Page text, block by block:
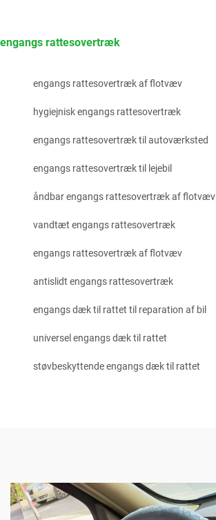
engangs rattesovertræk
engangs rattesovertræk af flotvæv
hygiejnisk engangs rattesovertræk
engangs rattesovertræk til autoværksted
engangs rattesovertræk til lejebil
åndbar engangs rattesovertræk af flotvæv
vandtæt engangs rattesovertræk
engangs rattesovertræk af flotvæv
antislidt engangs rattesovertræk
engangs dæk til rattet til reparation af bil
universel engangs dæk til rattet
støvbeskyttende engangs dæk til rattet